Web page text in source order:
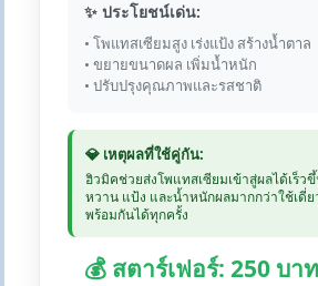
✨ ประโยชน์เด่น:
• โพแทสเซียมสูง เร่งแป้ง สร้างน้ำตาล
• ขยายขนาดผล เพิ่มน้ำหนัก
• ปรับปรุงคุณภาพและรสชาติ
💎 เหตุผลที่ใช้คู่กัน:
ฮิวมิคช่วยส่งโพแทสเซียมเข้าสู่ผลได้เร็ว
หวาน แป้ง และน้ำหนักผลมากกว่าใช้เดี่
พร้อมกันได้ทุกครั้ง
💰 สตาร์เฟอร์: 250 บ